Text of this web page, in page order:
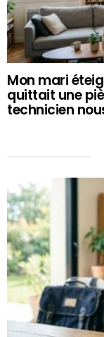
Mon mari
quittait une
technicien